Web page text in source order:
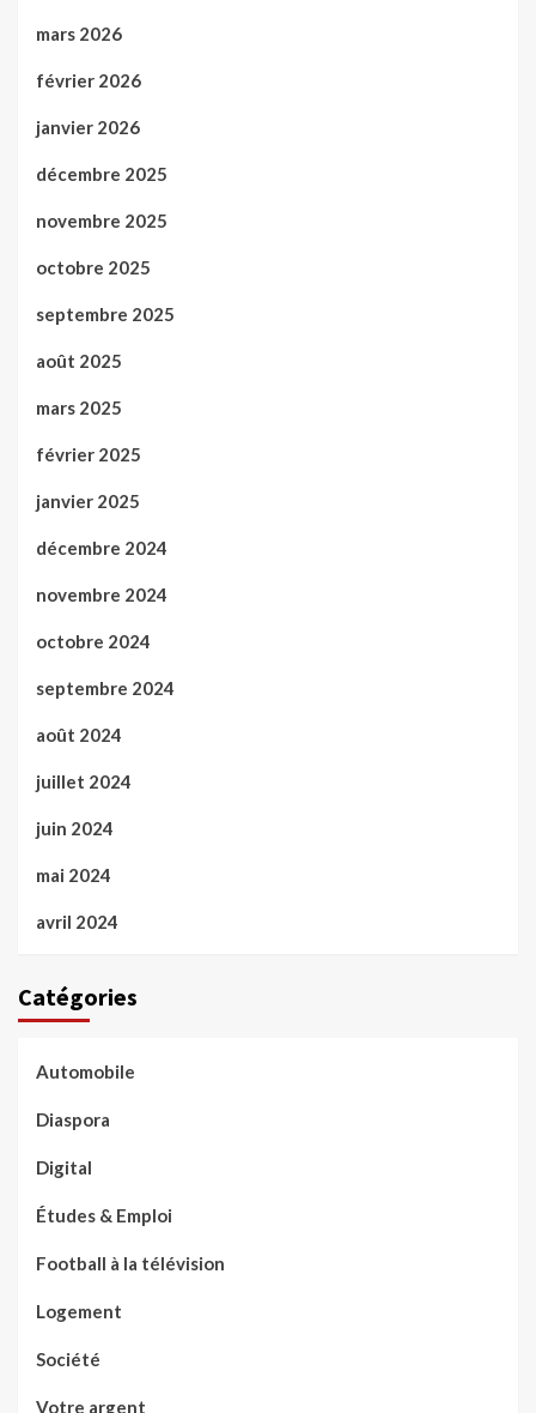
mars 2026
février 2026
janvier 2026
décembre 2025
novembre 2025
octobre 2025
septembre 2025
août 2025
mars 2025
février 2025
janvier 2025
décembre 2024
novembre 2024
octobre 2024
septembre 2024
août 2024
juillet 2024
juin 2024
mai 2024
avril 2024
Catégories
Automobile
Diaspora
Digital
Études & Emploi
Football à la télévision
Logement
Société
Votre argent